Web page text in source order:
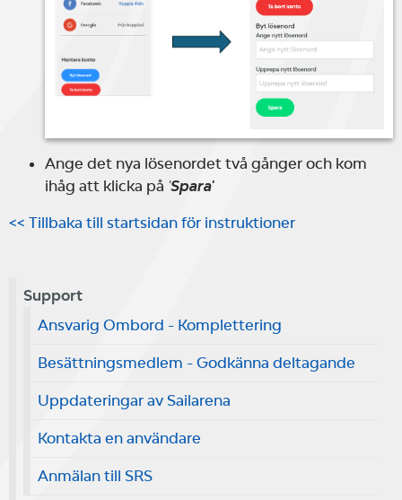
Ange det nya lösenordet två gånger och kom
ihåg att klicka på 'Spara'
<< Tillbaka till startsidan för instruktioner
Support
Ansvarig Ombord - Komplettering
Besättningsmedlem - Godkänna deltagande
Uppdateringar av Sailarena
Kontakta en användare
Anmälan till SRS